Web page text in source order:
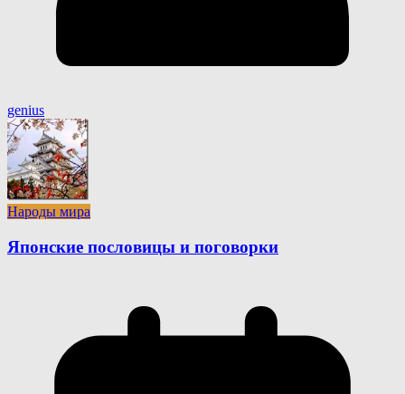
genius
Народы мира
Японские пословицы и поговорки